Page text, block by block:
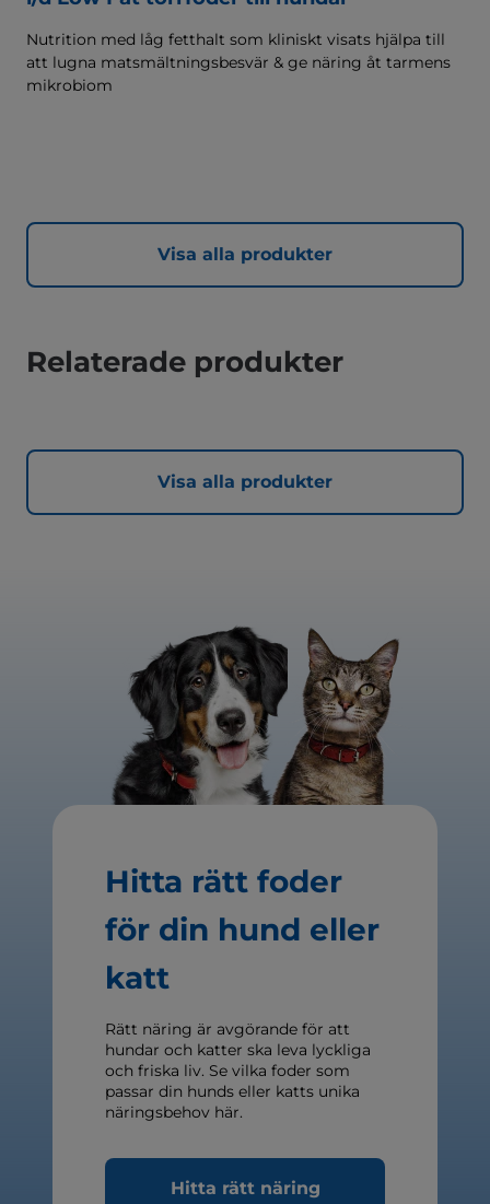
Nutrition med låg fetthalt som kliniskt visats hjälpa till
att lugna matsmältningsbesvär & ge näring åt tarmens
mikrobiom
Visa alla produkter
Relaterade produkter
Visa alla produkter
Hitta rätt foder
för din hund eller
katt
Rätt näring är avgörande för att
hundar och katter ska leva lyckliga
och friska liv. Se vilka foder som
passar din hunds eller katts unika
näringsbehov här.
Hitta rätt näring